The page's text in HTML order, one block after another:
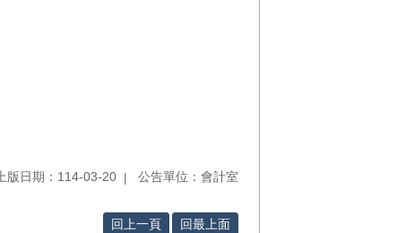
上版日期：114-03-20 公告單位：會計室
回上一頁 回最上面